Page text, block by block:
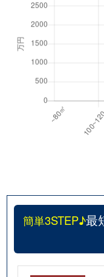
簡単3STEP♪最